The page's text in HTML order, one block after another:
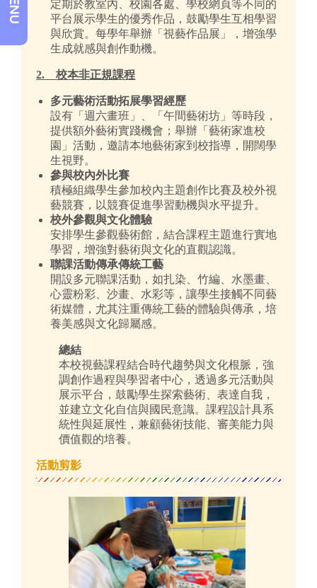
定期於教室內、校園各處、學校網頁等不同的
平台展示學生的優秀作品，鼓勵學生互相學習
與欣賞。每學年舉辦「視藝作品展」，增強學
生成就感與創作動機。
2. 校本非正規課程
多元藝術活動拓展學習經歷
設有「週六畫班」、「午間藝術坊」等時段，
提供額外藝術實踐機會；舉辦「藝術家進校
園」活動，邀請本地藝術家到校指導，開闊學
生視野。
參與校內外比賽
積極組織學生參加校內主題創作比賽及校外視
藝競賽，以競賽促進學習動機與水平提升。
校外參觀與文化體驗
安排學生參觀藝術館，結合課程主題進行實地
學習，增強對藝術與文化的直觀認識。
聯課活動傳承傳統工藝
開設多元聯課活動，如扎染、竹編、水墨畫、
心靈粉彩、沙畫、水彩等，讓學生接觸不同藝
術媒體，尤其注重傳統工藝的體驗與傳承，培
養美感與文化歸屬感。
總結
本校視藝課程結合時代趨勢與文化根脈，強
調創作過程與學習者中心，透過多元活動與
展示平台，鼓勵學生探索藝術、表達自我，
並建立文化自信與國民意識。課程設計具系
統性與延展性，兼顧藝術技能、審美能力與
價值觀的培養。
活動剪影